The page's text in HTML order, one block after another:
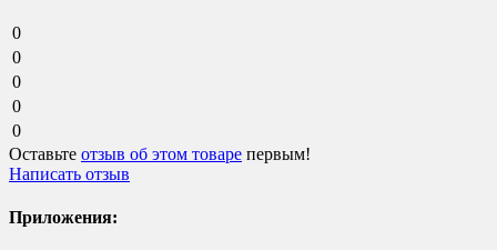
0
0
0
0
0
Оставьте отзыв об этом товаре первым!
Написать отзыв
Приложения: